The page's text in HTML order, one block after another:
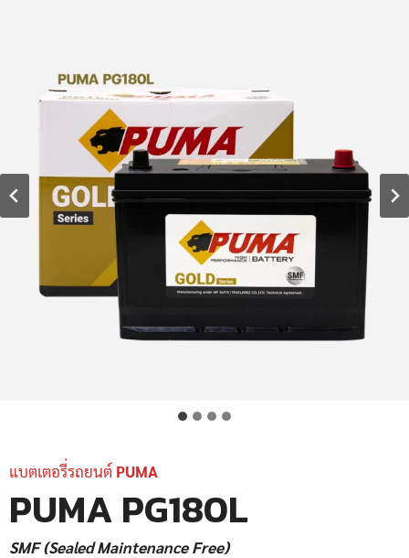
แบตเตอรี่รถยนต์ PUMA
PUMA PG180L
SMF (Sealed Maintenance Free)